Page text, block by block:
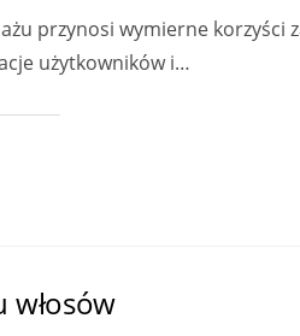
przynosi wymierne korzyści
użytkowników i…
włosów